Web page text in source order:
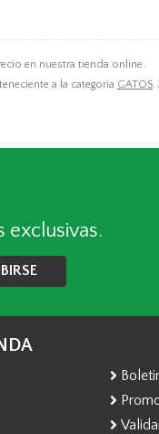
en nuestra tienda online.
a la categoría GATOS.
exclusivas.